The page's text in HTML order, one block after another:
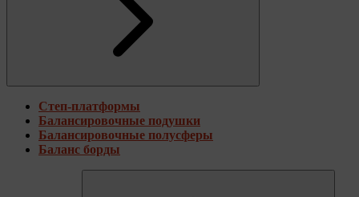
Степ-платформы
Балансировочные подушки
Балансировочные полусферы
Баланс борды